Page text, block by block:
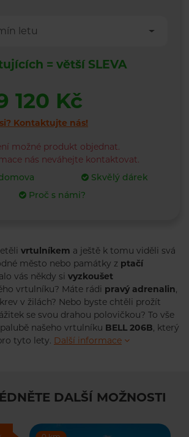
letu
= větší SLEVA
120 Kč
Kontaktujte nás!
možné produkt objednat.
nás neváhejte kontaktovat.
Skvělý dárek
Proč s námi?
vrtulníkem a ještě k tomu viděli svá
město nebo památky z ptačí
vás někdy si vyzkoušet
vrtulníku? Máte rádi pravý adrenalin,
v žilách? Nebo byste chtěli prožít
se svou drahou polovičkou? To vše
našeho vrtulníku BELL 206B, který
tyto lety. Další informace
DALŠÍ MOŽNOSTI